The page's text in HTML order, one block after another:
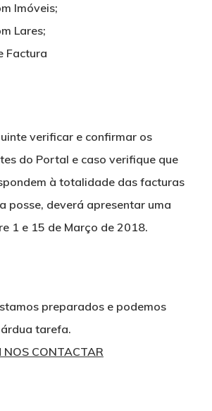
Imóveis;
Lares;
Factura
verificar e confirmar os
do Portal e caso verifique que
à totalidade das facturas
posse, deverá apresentar uma
1 e 15 de Março de 2018.
preparados e podemos
tarefa.
NOS CONTACTAR